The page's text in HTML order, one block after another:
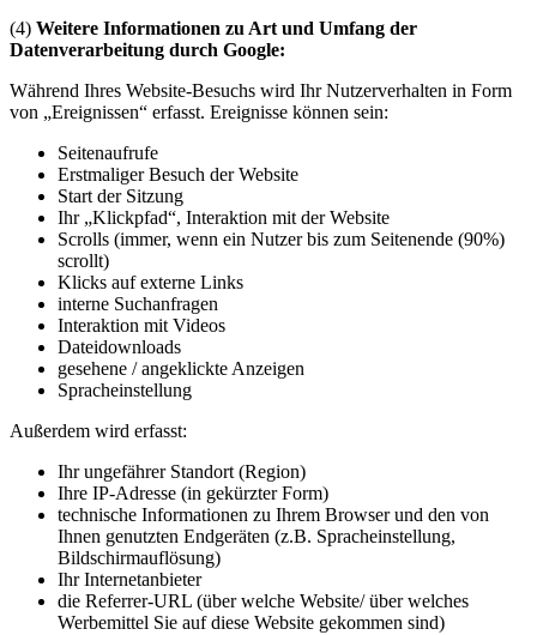
(4) Weitere Informationen zu Art und Umfang der
Datenverarbeitung durch Google:
Während Ihres Website-Besuchs wird Ihr Nutzerverhalten in Form
von „Ereignissen“ erfasst. Ereignisse können sein:
Seitenaufrufe
Erstmaliger Besuch der Website
Start der Sitzung
Ihr „Klickpfad“, Interaktion mit der Website
Scrolls (immer, wenn ein Nutzer bis zum Seitenende (90%)
scrollt)
Klicks auf externe Links
interne Suchanfragen
Interaktion mit Videos
Dateidownloads
gesehene / angeklickte Anzeigen
Spracheinstellung
Außerdem wird erfasst:
Ihr ungefährer Standort (Region)
Ihre IP-Adresse (in gekürzter Form)
technische Informationen zu Ihrem Browser und den von
Ihnen genutzten Endgeräten (z.B. Spracheinstellung,
Bildschirmauflösung)
Ihr Internetanbieter
die Referrer-URL (über welche Website/ über welches
Werbemittel Sie auf diese Website gekommen sind)